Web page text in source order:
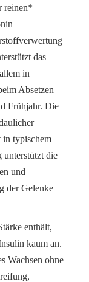
reinen*
das
in
Absetzen
Frühjahr. Die
in typischem
unterstützt die
und
der Gelenke
enthält,
kaum an.
Wachsen ohne